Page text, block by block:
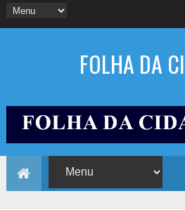
FOLHA DA